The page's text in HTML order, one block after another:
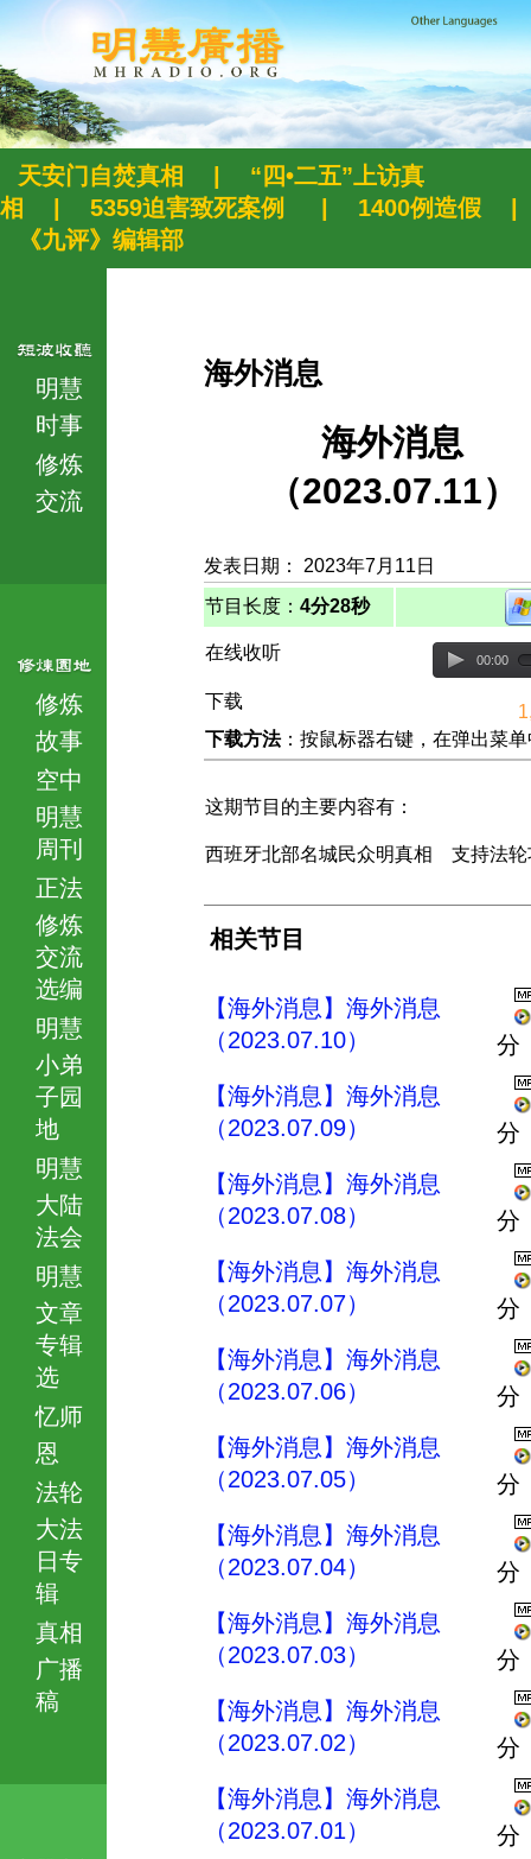
天安门自焚真相
“四•二五”上访真
相
5359迫害致死案例 1400例造假
《九评》编辑部
明慧
时事
修炼
交流
修炼
故事
空中
明慧
周刊
正法
修炼
交流
选编
明慧
小弟
子园
地
明慧
大陆
法会
明慧
文章
专辑
选
忆师
恩
法轮
大法
日专
辑
真相
广播
稿
海外消息
海外消息
（2023.07.11）
发表日期： 2023年7月11日
节目长度： 4分28秒
在线收听 00:00
下载
下载方法：按鼠标器右键，在弹出菜
这期节目的主要内容有：
西班牙北部名城民众明真相 支持法轮
相关节目
【海外消息】海外消息
（2023.07.10）
分
【海外消息】海外消息
（2023.07.09）
分
【海外消息】海外消息
（2023.07.08）
分
【海外消息】海外消息
（2023.07.07）
分
【海外消息】海外消息
（2023.07.06）
分
【海外消息】海外消息
（2023.07.05）
分
【海外消息】海外消息
（2023.07.04）
分
【海外消息】海外消息
（2023.07.03）
分
【海外消息】海外消息
（2023.07.02）
分
【海外消息】海外消息
（2023.07.01）
分